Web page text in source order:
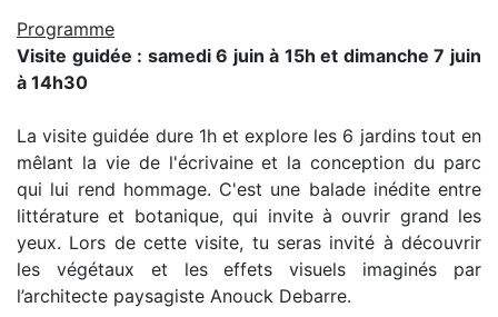
Programme
Visite guidée : samedi 6 juin à 15h et dimanche 7 juin
à 14h30
La visite guidée dure 1h et explore les 6 jardins tout en
mêlant la vie de l'écrivaine et la conception du parc
qui lui rend hommage. C'est une balade inédite entre
littérature et botanique, qui invite à ouvrir grand les
yeux. Lors de cette visite, tu seras invité à découvrir
les végétaux et les effets visuels imaginés par
l’architecte paysagiste Anouck Debarre.